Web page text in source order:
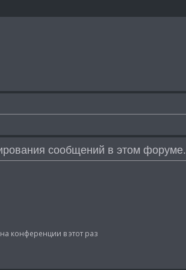
сообщений в этом форуме.
конференции в этот раз